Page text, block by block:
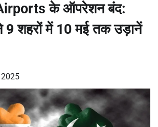
Airports के ऑपरेशन बंद:
9 शहरों में 10 मई तक उड़ानें